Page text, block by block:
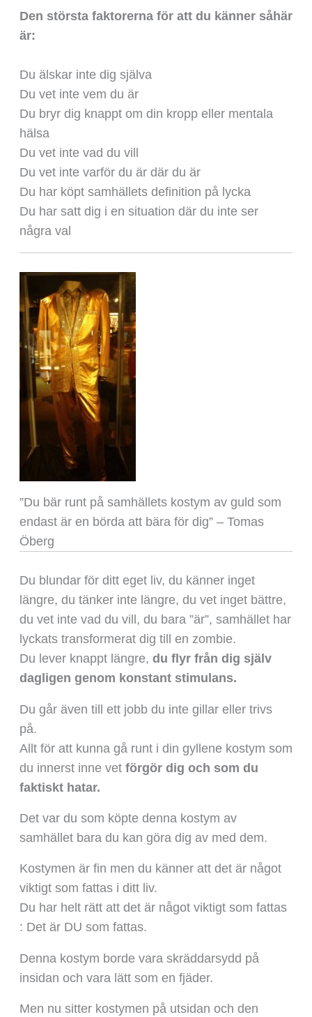
Den största faktorerna för att du känner såhär
är:
Du älskar inte dig själva
Du vet inte vem du är
Du bryr dig knappt om din kropp eller mentala
hälsa
Du vet inte vad du vill
Du vet inte varför du är där du är
Du har köpt samhällets definition på lycka
Du har satt dig i en situation där du inte ser
några val
”Du bär runt på samhällets kostym av guld som
endast är en börda att bära för dig” – Tomas
Öberg
Du blundar för ditt eget liv, du känner inget
längre, du tänker inte längre, du vet inget bättre,
du vet inte vad du vill, du bara ”är”, samhället har
lyckats transformerat dig till en zombie.
Du lever knappt längre, du flyr från dig själv
dagligen genom konstant stimulans.
Du går även till ett jobb du inte gillar eller trivs
på.
Allt för att kunna gå runt i din gyllene kostym som
du innerst inne vetförgör dig och som du
faktiskt hatar.
Det var du som köpte denna kostym av
samhället bara du kan göra dig av med dem.
Kostymen är fin men du känner att det är något
viktigt som fattas i ditt liv.
Du har helt rätt att det är något viktigt som fattas
: Det är DU som fattas.
Denna kostym borde vara skräddarsydd på
insidan och vara lätt som en fjäder.
Men nu sitter kostymen på utsidan och den